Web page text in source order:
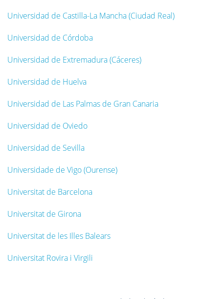
Universidad de Castilla-La Mancha (Ciudad Real)
Universidad de Córdoba
Universidad de Extremadura (Cáceres)
Universidad de Huelva
Universidad de Las Palmas de Gran Canaria
Universidad de Oviedo
Universidad de Sevilla
Universidade de Vigo (Ourense)
Universitat de Barcelona
Universitat de Girona
Universitat de les Illes Balears
Universitat Rovira i Virgili